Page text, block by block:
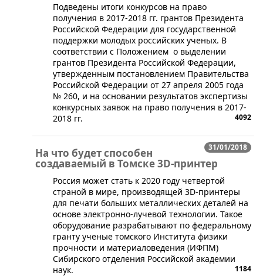
Подведены итоги конкурсов на право
получения в 2017-2018 гг. грантов Президента
Российской Федерации для государственной
поддержки молодых российских ученых. В
соответствии с Положением о выделении
грантов Президента Российской Федерации,
утвержденным постановлением Правительства
Российской Федерации от 27 апреля 2005 года
№ 260, и на основании результатов экспертизы
конкурсных заявок на право получения в 2017-
2018 гг.
4092
31/01/2018
На что будет способен
создаваемый в Томске 3D-принтер
​Россия может стать к 2020 году четвертой
страной в мире, производящей 3D-принтеры
для печати больших металлических деталей на
основе электронно-лучевой технологии. Такое
оборудование разрабатывают по федеральному
гранту ученые томского Института физики
прочности и материаловедения (ИФПМ)
Сибирского отделения Российской академии
наук.
1184